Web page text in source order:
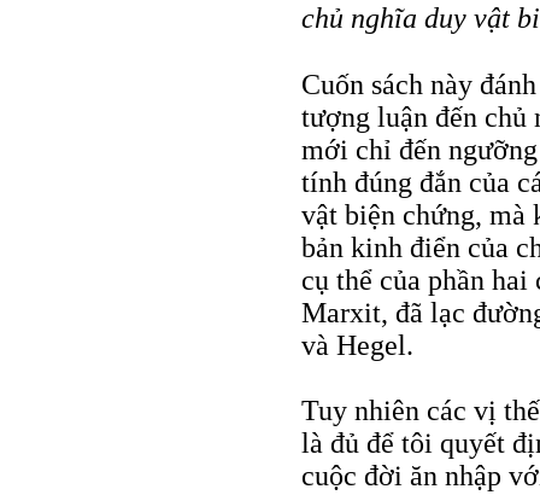
chủ nghĩa duy vật
Cuốn sách này
tượng luận đến chủ
mới chỉ đến
tính đúng đắn của
vật biện chứng, mà
bản kinh điển của
cụ thể của phần
Marxit, đã lạc
và Hegel.
Tuy nhiên các vị
là đủ để tôi quyết
cuộc đời ăn nhập